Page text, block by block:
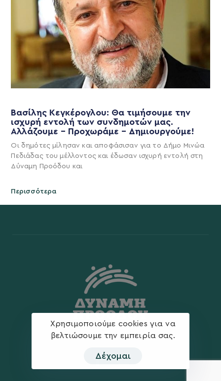
Βασίλης Κεγκέρογλου: Θα τιμήσουμε την
ισχυρή εντολή των συνδημοτών μας.
Αλλάζουμε – Προχωράμε – Δημιουργούμε!
Οι δημότες μίλησαν και αποφάσισαν για το Δήμο Μινώα
Πεδιάδας του μέλλοντος και έδωσαν ισχυρή εντολή στη
Δύναμη Προόδου και
Περισσότερα
Χρησιμοποιούμε cookies για να
βελτιώσουμε την εμπειρία σας.
Δέχομαι